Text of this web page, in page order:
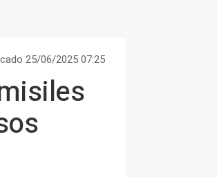
25/06/2025 07:25